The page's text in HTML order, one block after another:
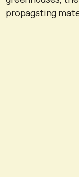
propagating